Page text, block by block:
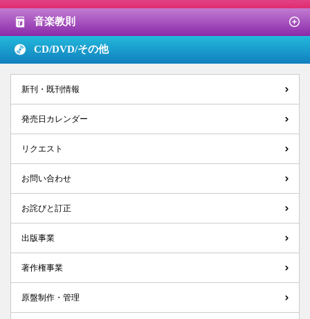
音楽教則
CD/DVD/その他
新刊・既刊情報
発売日カレンダー
リクエスト
お問い合わせ
お詫びと訂正
出版事業
著作権事業
原盤制作・管理